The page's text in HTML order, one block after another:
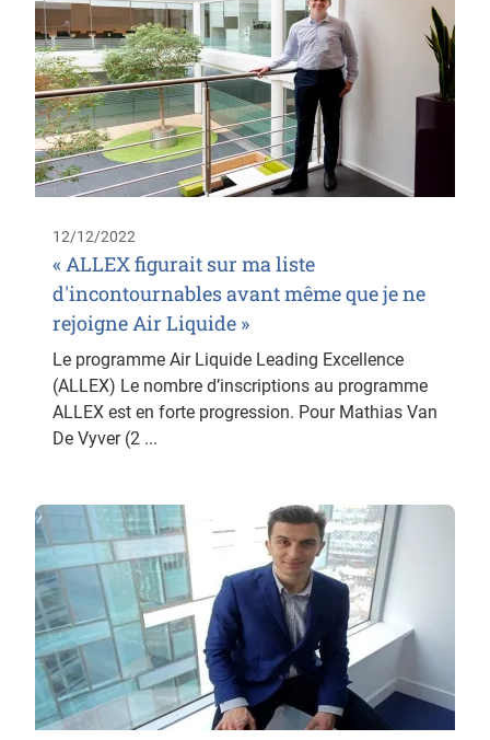
12/12/2022
« ALLEX figurait sur ma liste
d'incontournables avant même que je ne
rejoigne Air Liquide »
Le programme Air Liquide Leading Excellence
(ALLEX) Le nombre d’inscriptions au programme
ALLEX est en forte progression. Pour Mathias Van
De Vyver (2 ...